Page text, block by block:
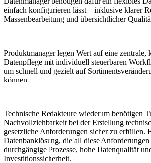
einfach konfigurieren lässt – inklusive klarer
Massenbearbeitung und übersichtlicher
Produktmanager legen Wert auf eine zentrale,
Datenpflege mit individuell steuerbaren
um schnell und gezielt auf
können.
Technische Redakteure wiederum benötigen
Nachvollziehbarkeit bei der Erstellung
gesetzliche Anforderungen sicher zu erfüllen.
Datenbanklösung, die all diese
durchgängige Prozesse, hohe Datenqualität
Investitionssicherheit.